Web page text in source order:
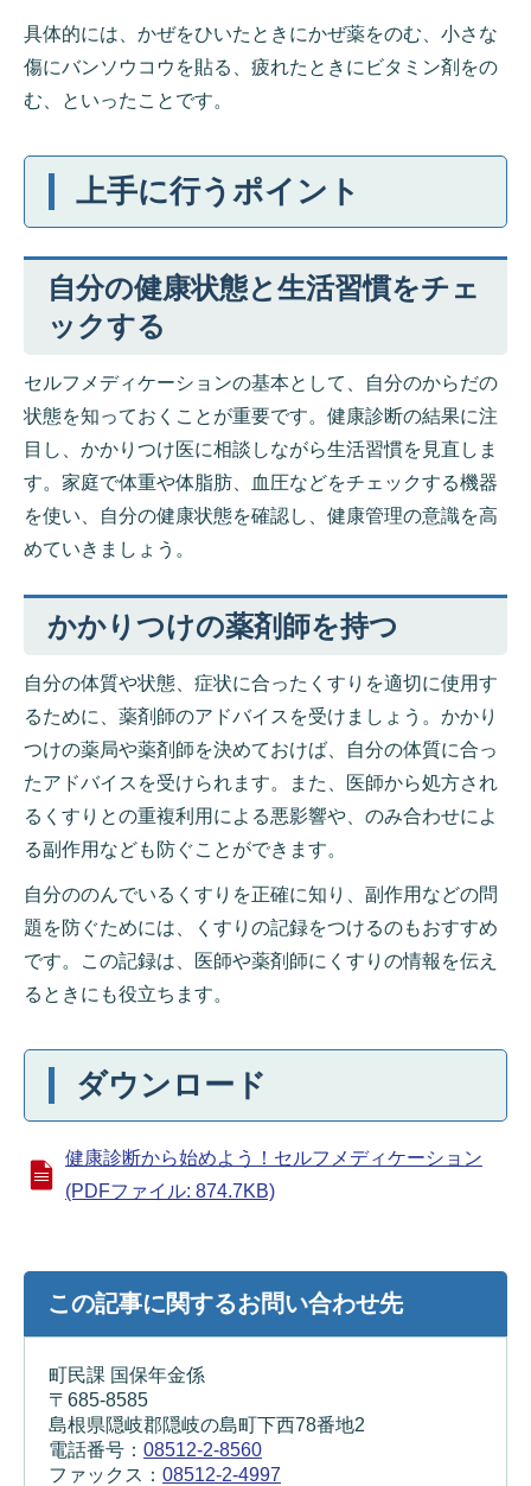
具体的には、かぜをひいたときにかぜ薬をのむ、小さな
傷にバンソウコウを貼る、疲れたときにビタミン剤をの
む、といったことです。
上手に行うポイント
自分の健康状態と生活習慣をチェ
ックする
セルフメディケーションの基本として、自分のからだの
状態を知っておくことが重要です。健康診断の結果に注
目し、かかりつけ医に相談しながら生活習慣を見直しま
す。家庭で体重や体脂肪、血圧などをチェックする機器
を使い、自分の健康状態を確認し、健康管理の意識を高
めていきましょう。
かかりつけの薬剤師を持つ
自分の体質や状態、症状に合ったくすりを適切に使用す
るために、薬剤師のアドバイスを受けましょう。かかり
つけの薬局や薬剤師を決めておけば、自分の体質に合っ
たアドバイスを受けられます。また、医師から処方され
るくすりとの重複利用による悪影響や、のみ合わせによ
る副作用なども防ぐことができます。
自分ののんでいるくすりを正確に知り、副作用などの問
題を防ぐためには、くすりの記録をつけるのもおすすめ
です。この記録は、医師や薬剤師にくすりの情報を伝え
るときにも役立ちます。
ダウンロード
健康診断から始めよう！セルフメディケーション
(PDFファイル: 874.7KB)
この記事に関するお問い合わせ先
町民課 国保年金係
〒685-8585
島根県隠岐郡隠岐の島町下西78番地2
電話番号： 08512-2-8560
ファックス： 08512-2-4997